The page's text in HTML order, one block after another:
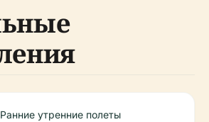
утренние полеты